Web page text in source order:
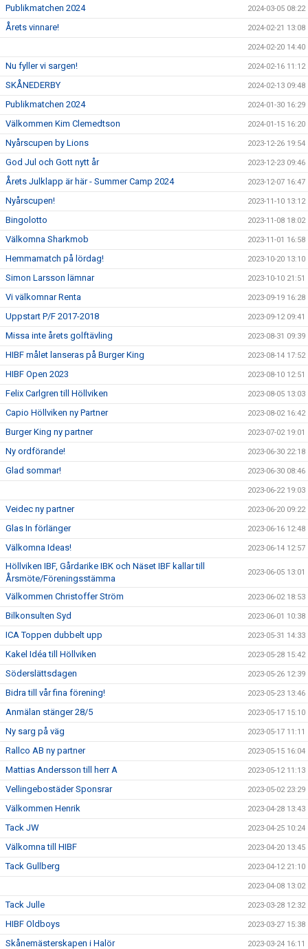
Publikmatchen 2024 2024-03-05 08:22
Årets vinnare! 2024-02-21 13:08
2024-02-20 14:40
Nu fyller vi sargen! 2024-02-16 11:12
SKÅNEDERBY 2024-02-13 09:48
Publikmatchen 2024 2024-01-30 16:29
Välkommen Kim Clemedtson 2024-01-15 16:20
Nyårscupen by Lions 2023-12-26 19:54
God Jul och Gott nytt år 2023-12-23 09:46
Årets Julklapp är här - Summer Camp 2024 2023-12-07 16:47
Nyårscupen! 2023-11-10 13:12
Bingolotto 2023-11-08 18:02
Välkomna Sharkmob 2023-11-01 16:58
Hemmamatch på lördag! 2023-10-20 13:10
Simon Larsson lämnar 2023-10-10 21:51
Vi välkomnar Renta 2023-09-19 16:28
Uppstart P/F 2017-2018 2023-09-12 09:41
Missa inte årets golftävling 2023-08-31 09:39
HIBF målet lanseras på Burger King 2023-08-14 17:52
HIBF Open 2023 2023-08-10 12:51
Felix Carlgren till Höllviken 2023-08-05 13:03
Capio Höllviken ny Partner 2023-08-02 16:42
Burger King ny partner 2023-07-02 19:01
Ny ordförande! 2023-06-30 22:18
Glad sommar! 2023-06-30 08:46
2023-06-22 19:03
Veidec ny partner 2023-06-20 09:22
Glas In förlänger 2023-06-16 12:48
Välkomna Ideas! 2023-06-14 12:57
Höllviken IBF, Gårdarike IBK och Näset IBF kallar till
Årsmöte/Föreningsstämma
2023-06-05 13:01
Välkommen Christoffer Ström 2023-06-02 18:53
Bilkonsulten Syd 2023-06-01 10:38
ICA Toppen dubbelt upp 2023-05-31 14:33
Kakel Idéa till Höllviken 2023-05-28 15:42
Söderslättsdagen 2023-05-26 12:39
Bidra till vår fina förening! 2023-05-23 13:46
Anmälan stänger 28/5 2023-05-17 15:10
Ny sarg på väg 2023-05-17 11:11
Rallco AB ny partner 2023-05-15 16:04
Mattias Andersson till herr A 2023-05-12 11:13
Vellingebostäder Sponsrar 2023-05-02 23:29
Välkommen Henrik 2023-04-28 13:43
Tack JW 2023-04-25 10:24
Välkomna till HIBF 2023-04-20 13:45
Tack Gullberg 2023-04-12 21:10
2023-04-08 13:02
Tack Julle 2023-03-28 12:32
HIBF Oldboys 2023-03-27 15:38
Skånemästerskapen i Halör 2023-03-24 16:11